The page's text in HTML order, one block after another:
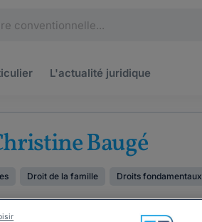
L'actualité juridique
Baugé
Droit de la famille Droits fondamentaux